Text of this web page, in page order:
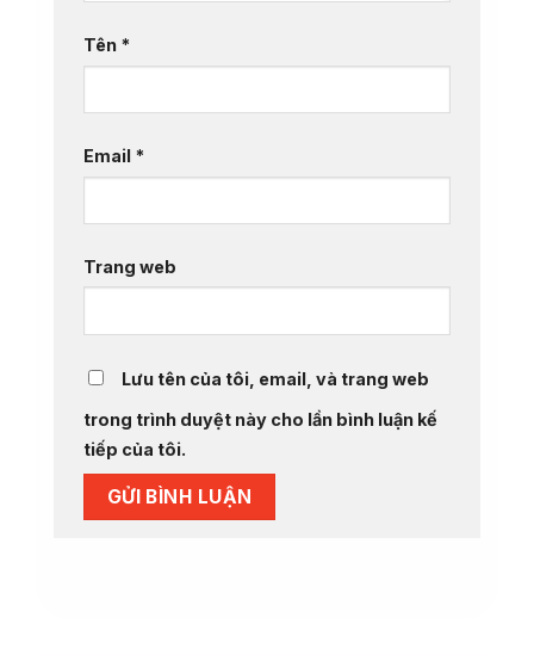
Tên *
Email *
Trang web
Lưu tên của tôi, email, và trang web
trong trình duyệt này cho lần bình luận kế
tiếp của tôi.